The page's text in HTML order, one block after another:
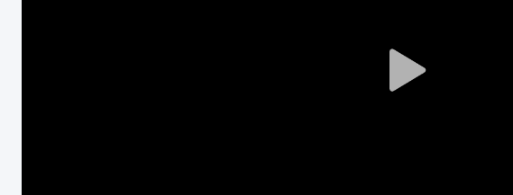
Play